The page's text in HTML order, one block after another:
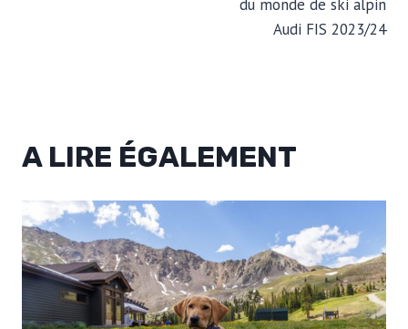
du monde de ski alpin
Audi FIS 2023/24
A LIRE ÉGALEMENT